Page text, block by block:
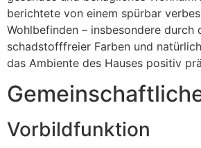
berichtete von einem spürbar
Wohlbefinden – insbesondere durch
schadstofffreier Farben und
das Ambiente des Hauses positiv
Vorbildfunktion